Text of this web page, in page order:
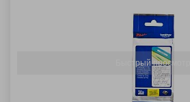
Быстрый просмотр